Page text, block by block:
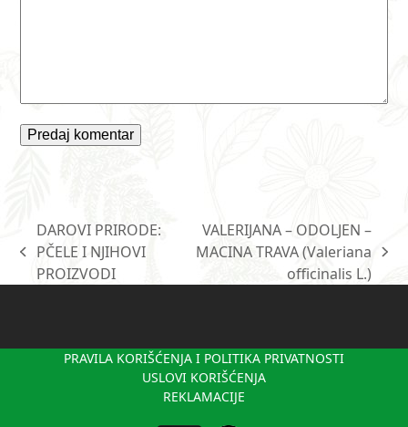
previous
post:
DAROVI PRIRODE:
PČELE I NJIHOVI
PROIZVODI
next
post:
VALERIJANA – ODOLJEN –
MACINA TRAVA (Valeriana
officinalis L.)
PRAVILA KORIŠĆENJA I POLITIKA PRIVATNOSTI
USLOVI KORIŠĆENJA
REKLAMACIJE